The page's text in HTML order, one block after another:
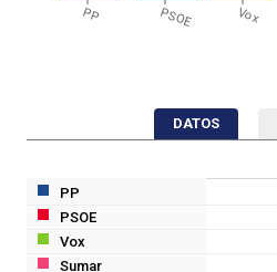
PP PSOE Vox
DATOS
PP
PSOE
Vox
Sumar